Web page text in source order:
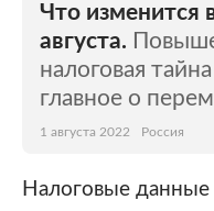
Что изменится
августа.
налоговая
главное о
1 августа 2022 Россия
Налоговые данные